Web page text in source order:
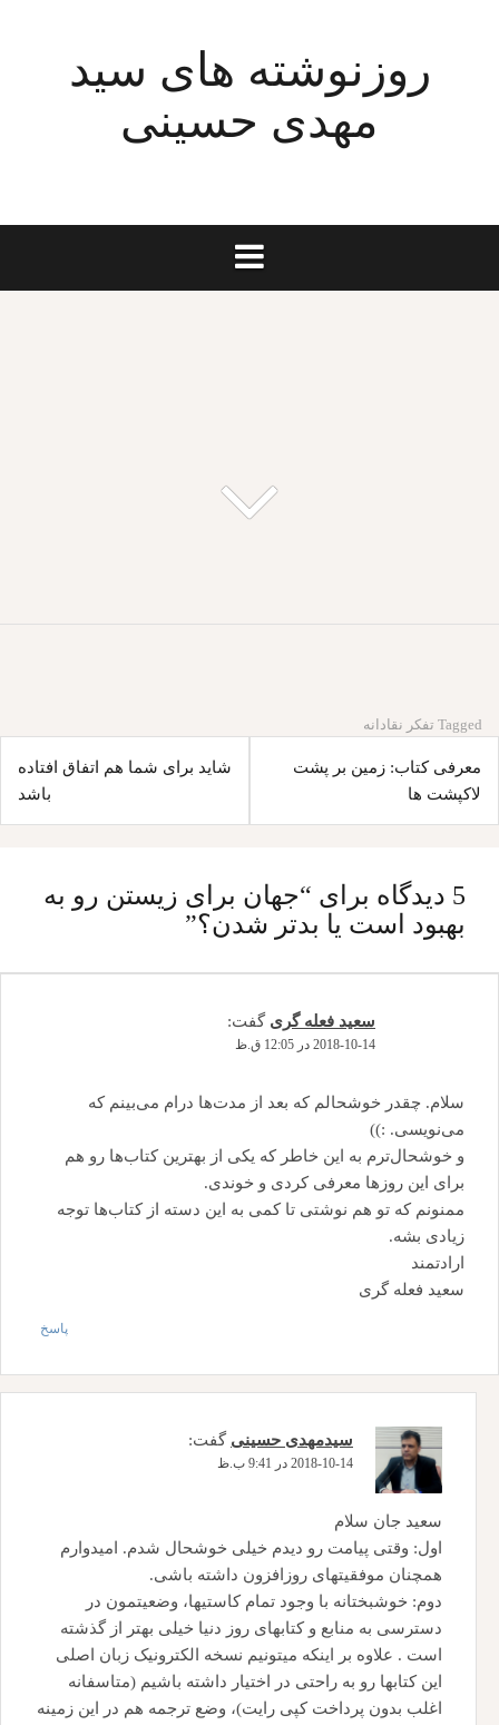
روزنوشته های سید
مهدی حسینی
Tagged تفکر نقادانه
راهبری
نوشته
معرفی کتاب: زمین بر پشت
لاکپشت ها
شاید برای شما هم اتفاق افتاده
باشد
5 دیدگاه برای “
جهان برای زیستن رو به
بهبود است یا بدتر شدن؟”
سعید فعله گری گفت:
2018-10-14 در 12:05 ق.ظ
سلام. چقدر خوشحالم که بعد از مدت‌ها درام می‌بینم که
می‌نویسی. :))
و خوشحال‌ترم به این خاطر که یکی از بهترین کتاب‌ها رو هم
برای این روزها معرفی کردی و خوندی.
ممنونم که تو هم نوشتی تا کمی به این دسته از کتاب‌ها توجه
زیادی بشه.
ارادتمند
سعید فعله گری
پاسخ
سیدمهدی حسینی گفت:
2018-10-14 در 9:41 ب.ظ
سعید جان سلام
اول: وقتی پیامت رو دیدم خیلی خوشحال شدم. امیدوارم
همچنان موفقیتهای روزافزون داشته باشی.
دوم: خوشبختانه با وجود تمام کاستیها، وضعیتمون در
دسترسی به منابع و کتابهای روز دنیا خیلی بهتر از گذشته
است . علاوه بر اینکه میتونیم نسخه الکترونیک زبان اصلی
این کتابها رو به راحتی در اختیار داشته باشیم (متاسفانه
اغلب بدون پرداخت کپی رایت)، وضع ترجمه هم در این زمینه